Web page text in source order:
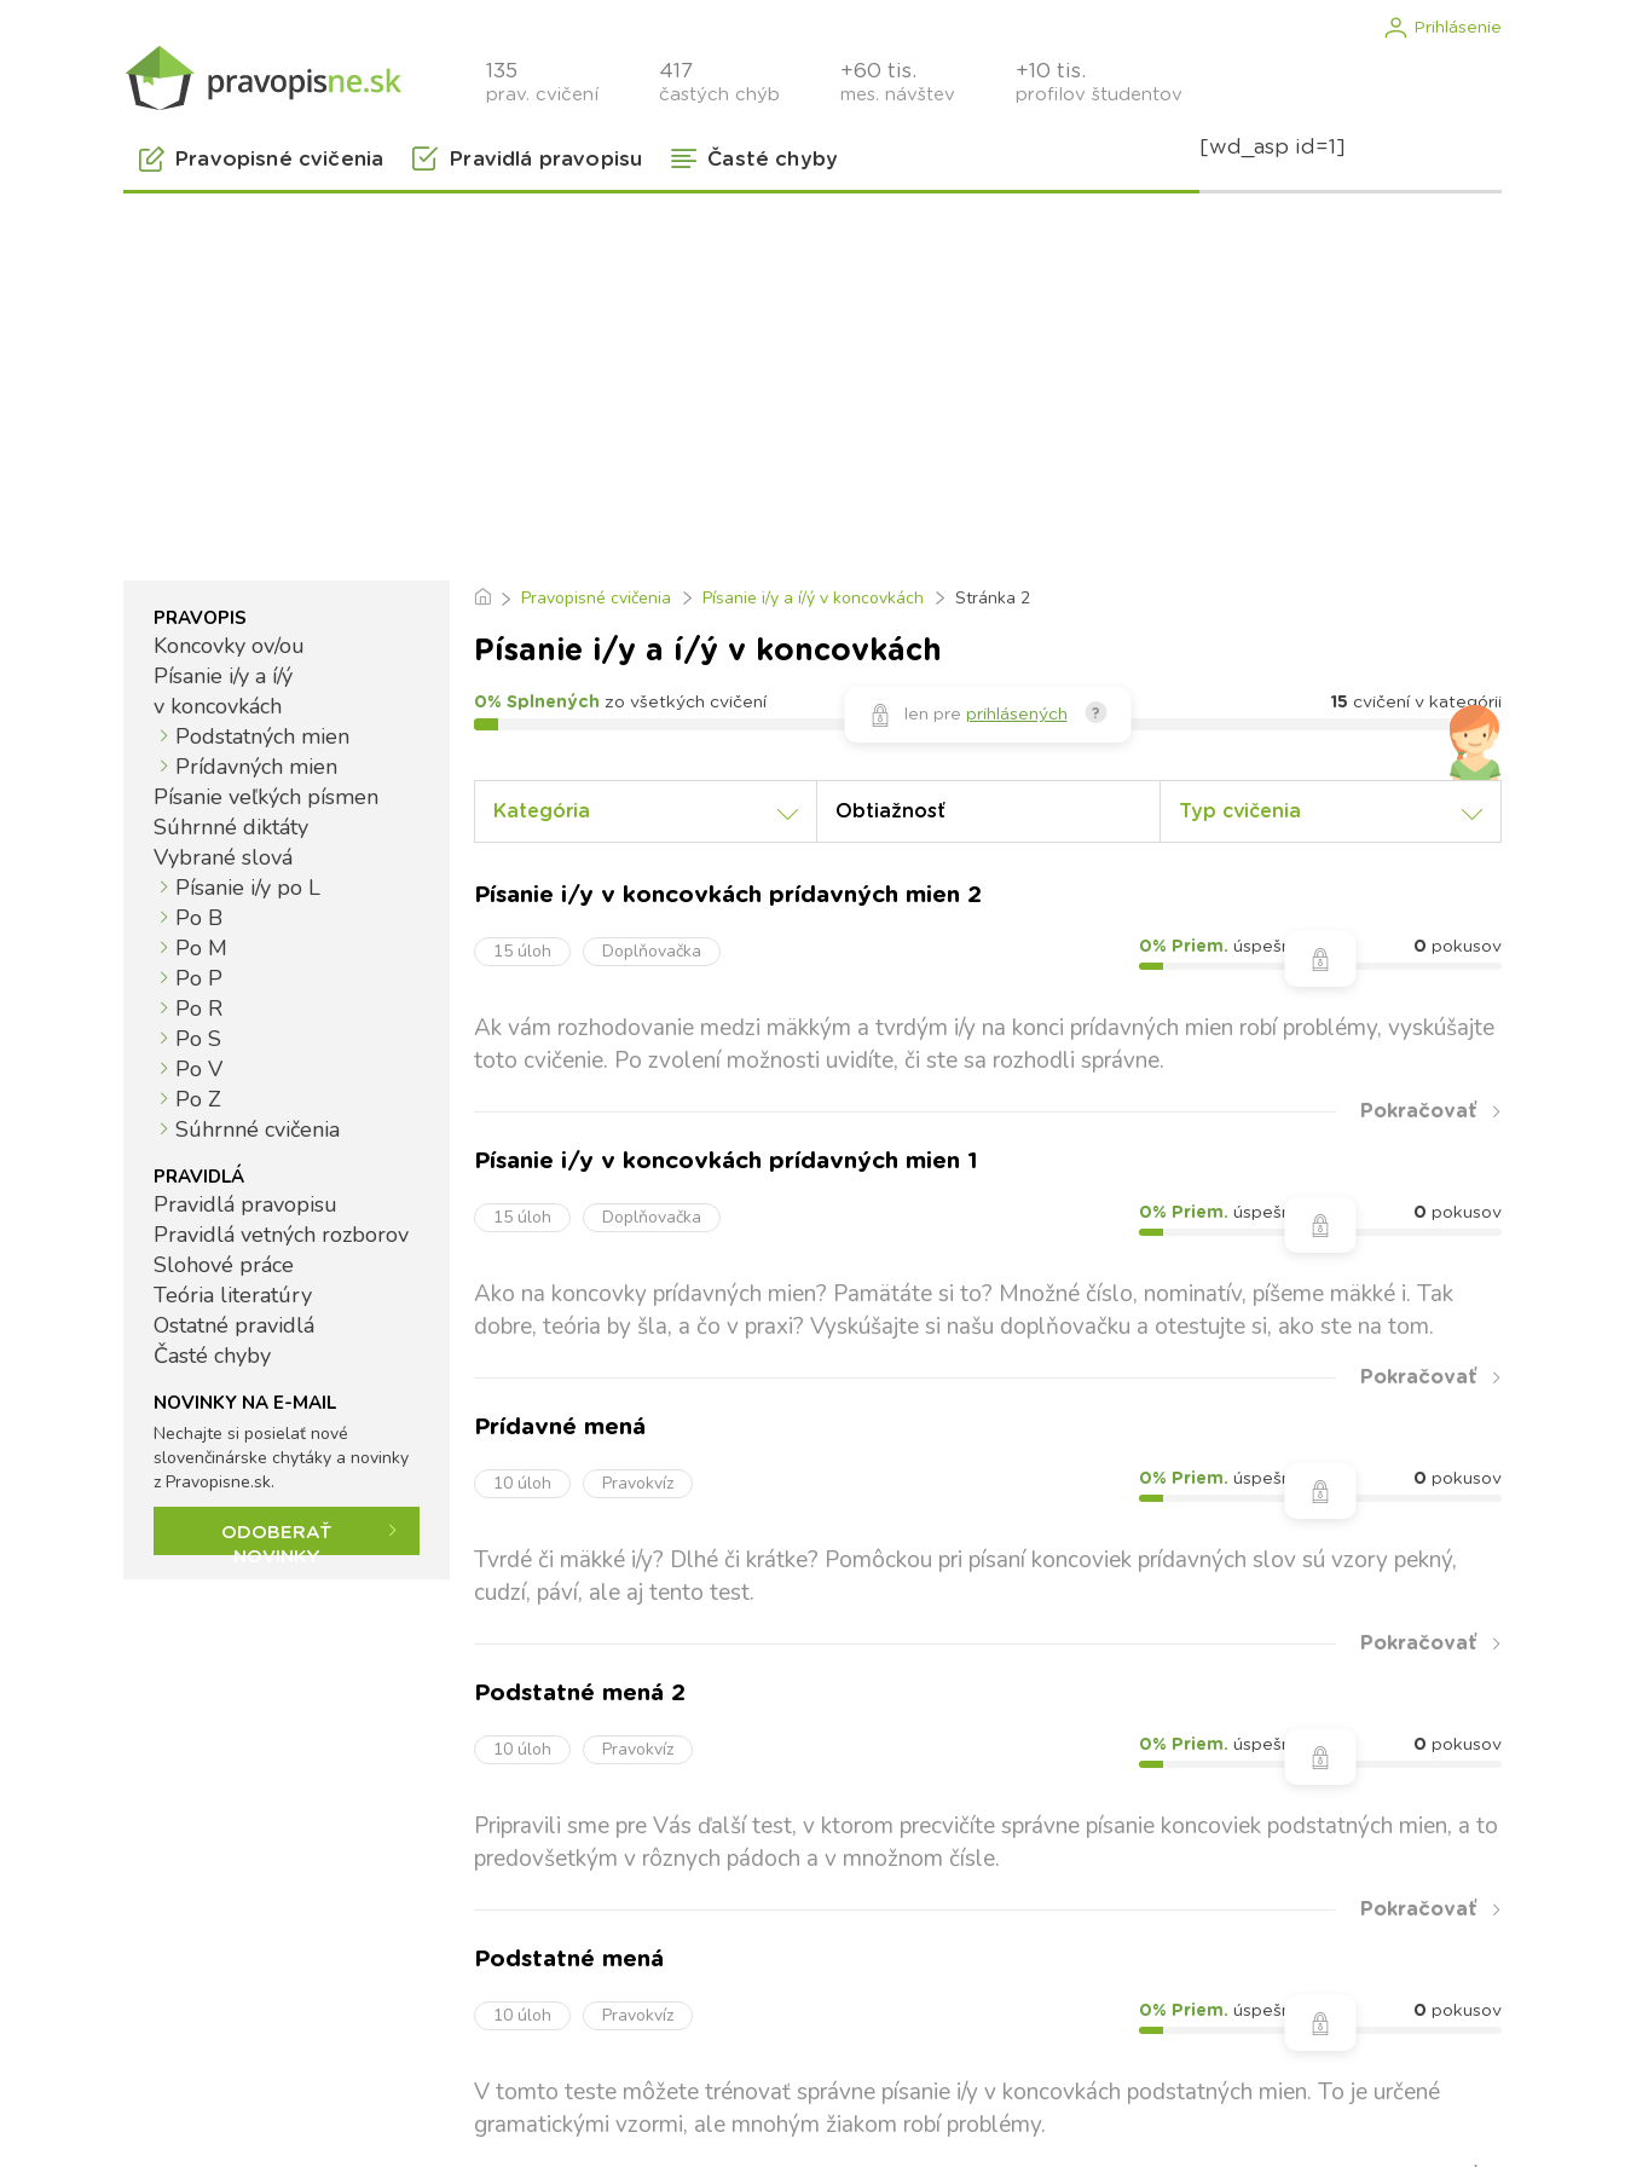
Prihlásenie
135
prav. cvičení
417
častých chýb
+60 tis.
mes. návštev
+10 tis.
profilov študentov
Pravopisné cvičenia Pravidlá pravopisu Časté chyby
[wd_asp id=1]
PRAVOPIS
Koncovky ov/ou
Písanie i/y a í/ý
v koncovkách
Podstatných mien
Prídavných mien
Písanie veľkých písmen
Súhrnné diktáty
Vybrané slová
Písanie i/y po L
Po B
Po M
Po P
Po R
Po S
Po V
Po Z
Súhrnné cvičenia
PRAVIDLÁ
Pravidlá pravopisu
Pravidlá vetných rozborov
Slohové práce
Teória literatúry
Ostatné pravidlá
Časté chyby
NOVINKY NA E-MAIL
Nechajte si posielať nové
slovenčinárske chytáky a novinky
z Pravopisne.sk.
ODOBERAŤ
NOVINKY
Pravopisné cvičenia Písanie i/y a í/ý v koncovkách Stránka 2
Písanie i/y a í/ý v koncovkách
0% Splnených zo všetkých cvičení 15 cvičení v kategórii
len pre prihlásených ?
Kategória Obtiažnosť Typ cvičenia
Písanie i/y v koncovkách prídavných mien 2
15 úloh Doplňovačka 0% Priem. úspešnosť 0 pokusov
Ak vám rozhodovanie medzi mäkkým a tvrdým i/y na konci prídavných mien robí problémy, vyskúšajte
toto cvičenie. Po zvolení možnosti uvidíte, či ste sa rozhodli správne.
Pokračovať
Písanie i/y v koncovkách prídavných mien 1
15 úloh Doplňovačka 0% Priem. úspešnosť 0 pokusov
Ako na koncovky prídavných mien? Pamätáte si to? Množné číslo, nominatív, píšeme mäkké i. Tak
dobre, teória by šla, a čo v praxi? Vyskúšajte si našu doplňovačku a otestujte si, ako ste na tom.
Pokračovať
Prídavné mená
10 úloh Pravokvíz 0% Priem. úspešnosť 0 pokusov
Tvrdé či mäkké i/y? Dlhé či krátke? Pomôckou pri písaní koncoviek prídavných slov sú vzory pekný,
cudzí, páví, ale aj tento test.
Pokračovať
Podstatné mená 2
10 úloh Pravokvíz 0% Priem. úspešnosť 0 pokusov
Pripravili sme pre Vás ďalší test, v ktorom precvičíte správne písanie koncoviek podstatných mien, a to
predovšetkým v rôznych pádoch a v množnom čísle.
Pokračovať
Podstatné mená
10 úloh Pravokvíz 0% Priem. úspešnosť 0 pokusov
V tomto teste môžete trénovať správne písanie i/y v koncovkách podstatných mien. To je určené
gramatickými vzormi, ale mnohým žiakom robí problémy.